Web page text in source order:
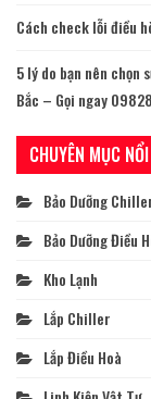
Cách check lỗi điều
5 lý do bạn nên chọn
Bắc – Gọi ngay
CHUYÊN MỤC
Bảo Dưỡng
Bảo Dưỡng Điều
Kho Lạnh
Lắp Chiller
Lắp Điều Hoà